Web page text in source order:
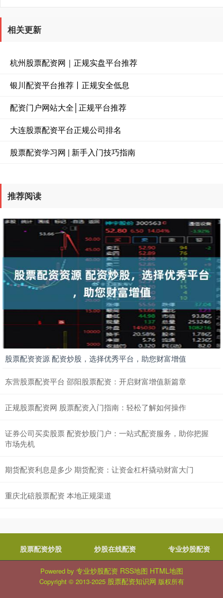
相关更新
杭州股票配资网｜正规实盘平台推荐
银川配资平台推荐丨正规安全低息
配资门户网站大全│正规平台推荐
大连股票配资平台正规公司排名
股票配资学习网 | 新手入门技巧指南
推荐阅读
股票配资资源 配资炒股，选择优秀平台，助您财富增值
东营股票配资平台 邵阳股票配资：开启财富增值新篇章
正规股票配资网 股票配资入门指南：轻松了解如何操作
证券公司买卖股票 配资炒股门户：一站式配资服务，助你把握
市场先机
期货配资利息是多少 期货配资：让资金杠杆撬动财富大门
重庆北碚股票配资 本地正规渠道
股票配资炒股 炒股在线配资 专业炒股配资
Powered by 专业炒股配资 RSS地图 HTML地图
Copyright © 2013-2025 股票配资知识网 版权所有